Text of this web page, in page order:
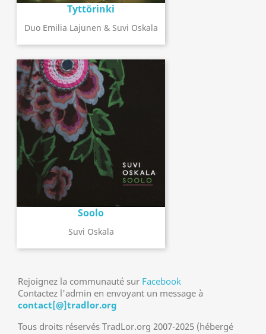
Tyttörinki
Duo Emilia Lajunen & Suvi Oskala
Soolo
Suvi Oskala
Rejoignez la communauté sur Facebook
Contactez l'admin en envoyant un message à
contact[@]tradlor.org
Tous droits réservés TradLor.org 2007-2025 (hébergé